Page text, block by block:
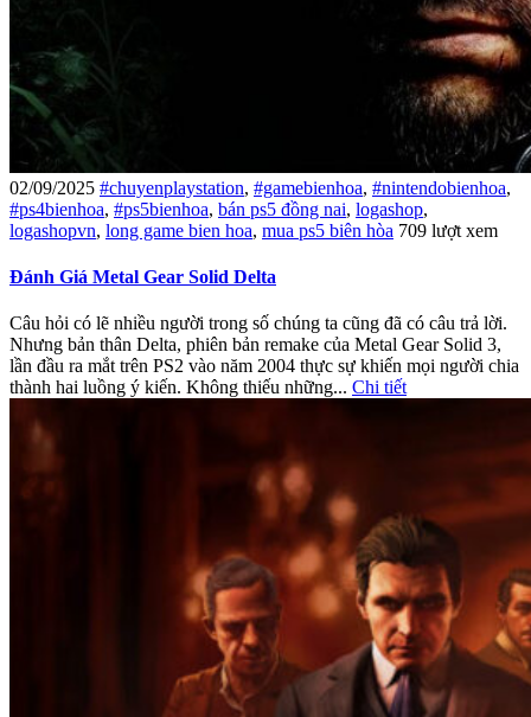
02/09/2025 #chuyenplaystation, #gamebienhoa, #nintendobienhoa,
#ps4bienhoa, #ps5bienhoa, bán ps5 đồng nai, logashop,
logashopvn, long game bien hoa, mua ps5 biên hòa 709 lượt xem
Đánh Giá Metal Gear Solid Delta
Câu hỏi có lẽ nhiều người trong số chúng ta cũng đã có câu trả lời.
Nhưng bản thân Delta, phiên bản remake của Metal Gear Solid 3,
lần đầu ra mắt trên PS2 vào năm 2004 thực sự khiến mọi người chia
thành hai luồng ý kiến. Không thiếu những... Chi tiết